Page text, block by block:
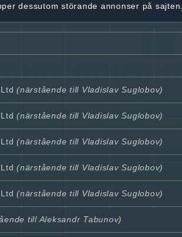
dessutom störande annonser på sajten.
(närstående till Vladislav Suglobov)
(närstående till Vladislav Suglobov)
(närstående till Vladislav Suglobov)
(närstående till Vladislav Suglobov)
(närstående till Vladislav Suglobov)
till Aleksandr Tabunov)